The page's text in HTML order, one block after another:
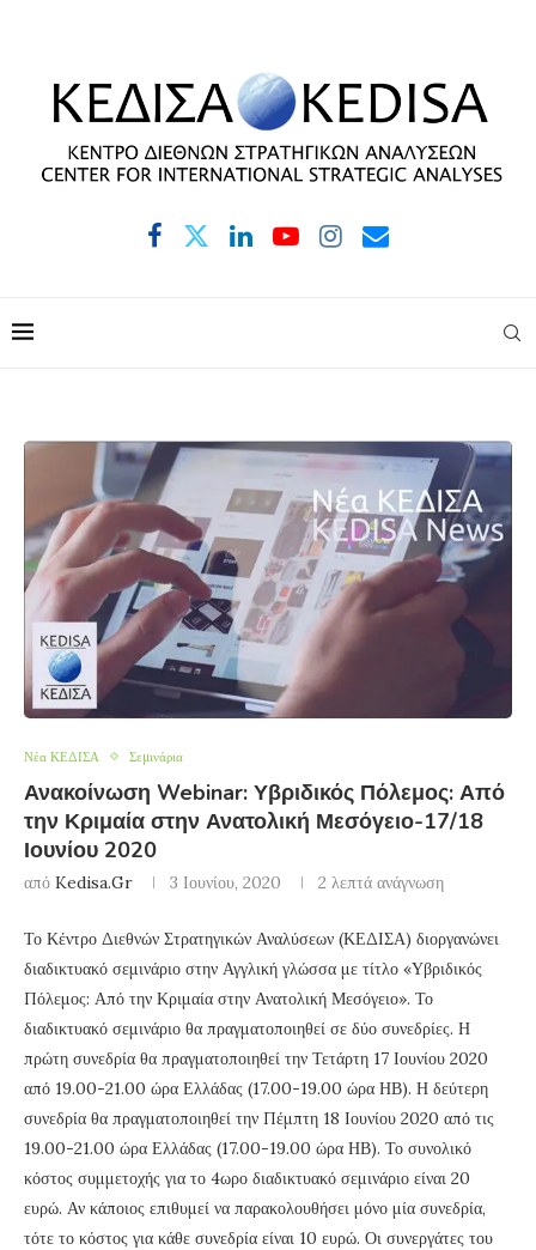
Νέα ΚΕΔΙΣΑ Σεμινάρια
Ανακοίνωση Webinar: Υβριδικός Πόλεμος: Από
την Κριμαία στην Ανατολική Μεσόγειο-17/18
Ιουνίου 2020
από Kedisa.gr 3 Ιουνίου, 2020 2 λεπτά ανάγνωση
Το Κέντρο Διεθνών Στρατηγικών Αναλύσεων (ΚΕΔΙΣΑ) διοργανώνει
διαδικτυακό σεμινάριο στην Αγγλική γλώσσα με τίτλο «Υβριδικός
Πόλεμος: Από την Κριμαία στην Ανατολική Μεσόγειο». Το
διαδικτυακό σεμινάριο θα πραγματοποιηθεί σε δύο συνεδρίες. Η
πρώτη συνεδρία θα πραγματοποιηθεί την Τετάρτη 17 Ιουνίου 2020
από 19.00-21.00 ώρα Ελλάδας (17.00-19.00 ώρα ΗΒ). Η δεύτερη
συνεδρία θα πραγματοποιηθεί την Πέμπτη 18 Ιουνίου 2020 από τις
19.00-21.00 ώρα Ελλάδας (17.00-19.00 ώρα ΗΒ). Το συνολικό
κόστος συμμετοχής για το 4ωρο διαδικτυακό σεμινάριο είναι 20
ευρώ. Αν κάποιος επιθυμεί να παρακολουθήσει μόνο μία συνεδρία,
τότε το κόστος για κάθε συνεδρία είναι 10 ευρώ. Οι συνεργάτες του